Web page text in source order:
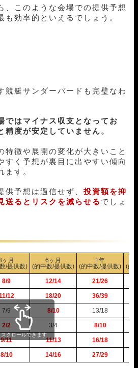
20,000円 69,400円
347%
6 20,000円 27,000円
135%
20,000円 64,800円
324%
3 31,600円
20,000円 61,600円
308%
5 20,000円 79,200円
396%
6 20,000円 23,500円
118%
20,000円
3 20,000円 77,600円
388%
6 20,000円 34,400円
172%
5 20,000円 35,200円
176%
1 136,000円
680%
6 20,000円 0円
0%
6 82,000円
410%
4 32,800円
164%
20,000円
4 20,000円 36,800円
184%
2 20,000円 42,400円
212%
3 20,000円 36,800円
184%
6 20,000円 0円
0%
、このような会場での提供予想
も効率的といえるでしょう。
競艇サンダーバードも完璧なわ
ではマイナス収支となってお
精度が安定していません。
特徴や展開の変化が大きいこと
すく予想が裏目に出やすい傾向
ます。
供予想は過信せず、 投資額を抑
送るとリスクを減らせる でしょ
ヶ月
/提供数)
6ヶ月
(的中数/提供数)
1年
(的中数/提供数)
(的
8/9 12/14 21/26
12 18/20 36/39
7/9 8/10 13/18
2/2 3/4 8/10
9/11 11/13 16/18
8/10 14/16 27/29
スクロールできます